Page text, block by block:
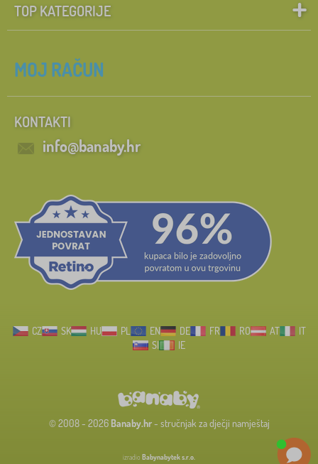
TOP KATEGORIJE
MOJ RAČUN
KONTAKTI
info@banaby.hr
CZ SK HU PL EN DE FR RO AT
IT
SI
IE
© 2008 - 2026 Banaby.hr- stručnjak za dječji namještaj
izradio Babynabytek s.r.o.